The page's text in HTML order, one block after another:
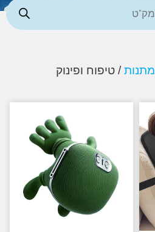
/ טיפוח ופינוק